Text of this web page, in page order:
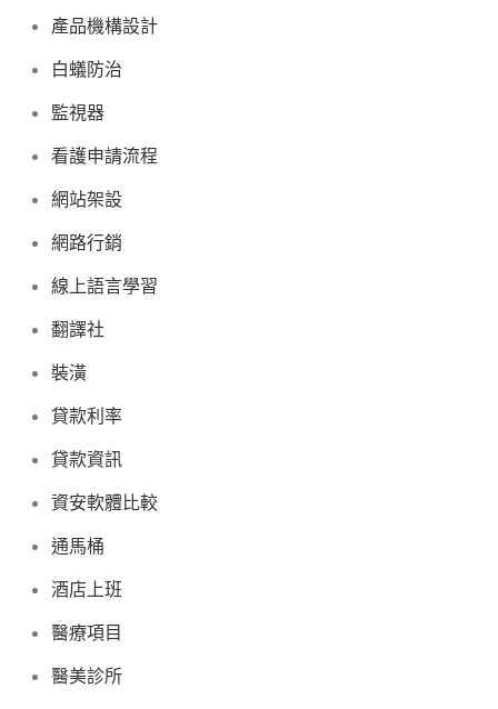
產品機構設計
白蟻防治
監視器
看護申請流程
網站架設
網路行銷
線上語言學習
翻譯社
裝潢
貸款利率
貸款資訊
資安軟體比較
通馬桶
酒店上班
醫療項目
醫美診所